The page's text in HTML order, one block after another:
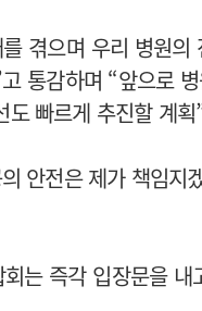
겪으며 우리 병원
통감하며 “앞으로
도 빠르게 추진할 계
안전은 제가 책임지
는 즉각 입장문을